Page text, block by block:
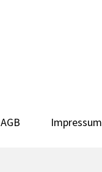
AGB Impressum